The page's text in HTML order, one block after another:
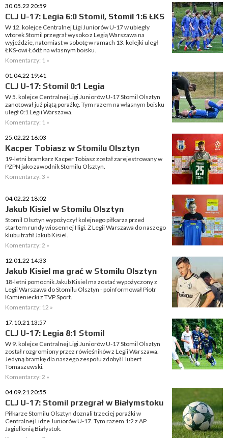
30.05.22 20:59
CLJ U-17: Legia 6:0 Stomil, Stomil 1:6 ŁKS
W 12. kolejce Centralnej Ligi Juniorów U-17 w ubiegły
wtorek Stomil przegrał wysoko z Legią Warszawa na
wyjeździe, natomiast w sobotę w ramach 13. kolejki uległ
ŁKS-owi Łódź na własnym boisku.
Komentarzy: 1 »
01.04.22 19:41
CLJ U-17: Stomil 0:1 Legia
W 5. kolejce Centralnej Ligi Juniorów U-17 Stomil Olsztyn
zanotował już piątą porażkę. Tym razem na własnym boisku
uległ 0:1 Legii Warszawa.
Komentarzy: 1 »
25.02.22 16:03
Kacper Tobiasz w Stomilu Olsztyn
19-letni bramkarz Kacper Tobiasz został zarejestrowany w
PZPN jako zawodnik Stomilu Olsztyn.
Komentarzy: 3 »
04.02.22 18:02
Jakub Kisiel w Stomilu Olsztyn
Stomil Olsztyn wypożyczył kolejnego piłkarza przed
startem rundy wiosennej I ligi. Z Legii Warszawa do naszego
klubu trafił Jakub Kisiel.
Komentarzy: 2 »
12.01.22 14:33
Jakub Kisiel ma grać w Stomilu Olsztyn
18-letni pomocnik Jakub Kisiel ma zostać wypożyczony z
Legii Warszawa do Stomilu Olsztyn - poinformował Piotr
Kamieniecki z TVP Sport.
Komentarzy: 12 »
17.10.21 13:57
CLJ U-17: Legia 8:1 Stomil
W 9. kolejce Centralnej Ligi Juniorów U-17 Stomil Olsztyn
został rozgromiony przez rówieśników z Legii Warszawa.
Jedyną bramkę dla naszego zespołu zdobył Hubert
Tomaszewski.
Komentarzy: 2 »
04.09.21 20:55
CLJ U-17: Stomil przegrał w Białymstoku
Piłkarze Stomilu Olsztyn doznali trzeciej porażki w
Centralnej Lidze Juniorów U-17. Tym razem 1:2 z AP
Jagiellonią Białystok.